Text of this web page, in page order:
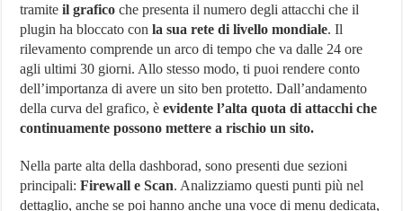
tramiteil grafico che presenta il numero degli attacchi che il
plugin ha bloccato conla sua rete di livello mondiale. Il
rilevamento comprende un arco di tempo che va dalle 24 ore
agli ultimi 30 giorni. Allo stesso modo, ti puoi rendere conto
dell’importanza di avere un sito ben protetto. Dall’andamento
della curva del grafico, èevidente l’alta quota di attacchi che
continuamente possono mettere a rischio un sito.
Nella parte alta della dashborad, sono presenti due sezioni
principali:Firewall e Scan. Analizziamo questi punti più nel
dettaglio, anche se poi hanno anche una voce di menu dedicata,